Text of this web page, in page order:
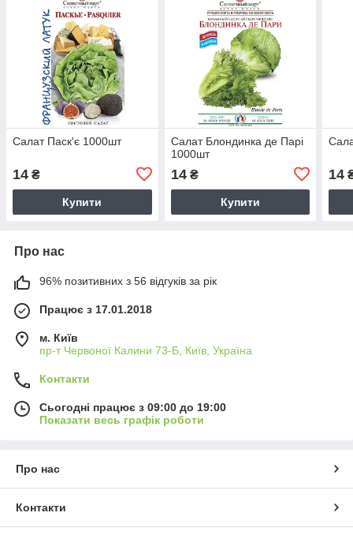
Салат Паск'є 1000шт
14 ₴
Купити
Салат Блондинка де Парі
1000шт
14₴
Купити
14
Про нас
96% позитивних з 56 відгуків за рік
Працює з 17.01.2018
м. Київ
пр-т Червоної Калини 73-Б, Київ, Україна
Контакти
Сьогодні працює з 09:00 до 19:00
Показати весь графік роботи
Про нас
Контакти